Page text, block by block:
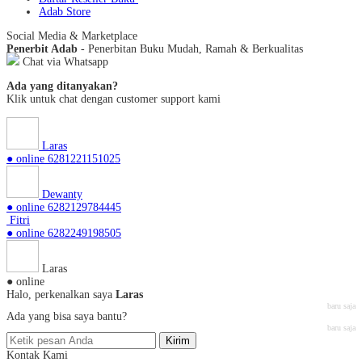
Adab Store
Social Media & Marketplace
Penerbit Adab - Penerbitan Buku Mudah, Ramah & Berkualitas
Chat via Whatsapp
Ada yang ditanyakan?
Klik untuk chat dengan customer support kami
Laras
● online 6281221151025
Dewanty
● online 6282129784445
Fitri
● online 6282249198505
Laras
● online
Halo, perkenalkan saya Laras
baru saja
Ada yang bisa saya bantu?
baru saja
Kirim
Kontak Kami